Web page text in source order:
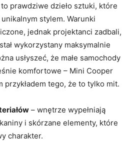
prawdziwe dzieło sztuki, które
stylem. Warunki
jednak projektanci zadbali,
wykorzystany maksymalnie
usłyszeć, że małe samochody
komfortowe – Mini Cooper
przykładem tego, że to tylko mit.
– wnętrze wypełniają
i skórzane elementy, które
charakter.